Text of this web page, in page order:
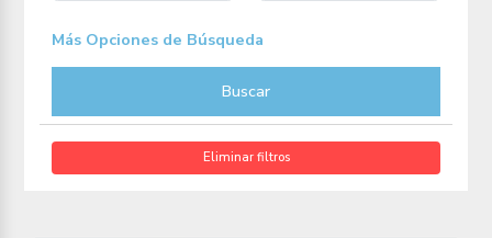
Más Opciones de Búsqueda
Buscar
Eliminar filtros